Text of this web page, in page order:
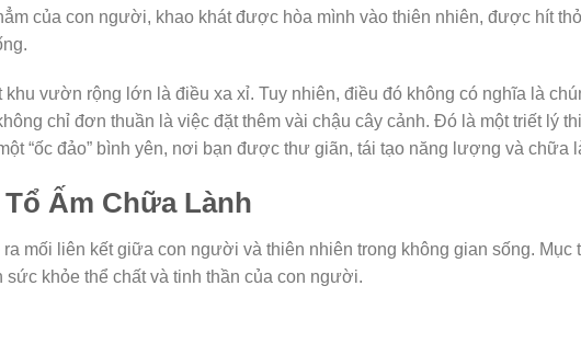
của con người, khao khát được hòa mình vào thiên nhiên, được hít
vườn rộng lớn là điều xa xỉ. Tuy nhiên, điều đó không có nghĩa là
chỉ đơn thuần là việc đặt thêm vài chậu cây cảnh. Đó là một triết lý
“ốc đảo” bình yên, nơi bạn được thư giãn, tái tạo năng lượng và chữa
Ấm Chữa Lành
ra mối liên kết giữa con người và thiên nhiên trong không gian sống. Mục
sức khỏe thể chất và tinh thần của con người.